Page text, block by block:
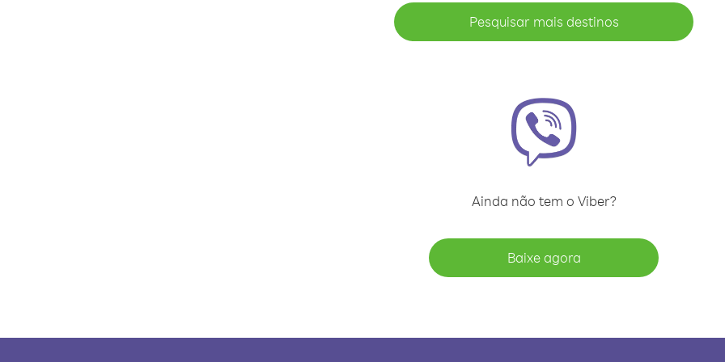
Pesquisar mais destinos
Ainda não tem o Viber?
Baixe agora